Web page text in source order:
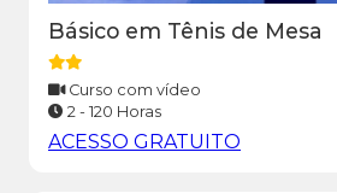
Básico em Tênis de Mesa
Curso com vídeo
2 - 120 Horas
ACESSO GRATUITO